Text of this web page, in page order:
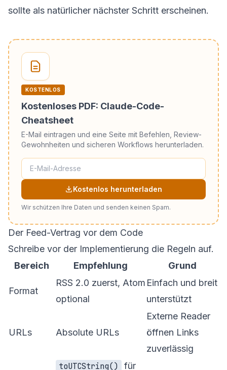
sollte als natürlicher nächster Schritt erscheinen.
KOSTENLOS
Kostenloses PDF: Claude-Code-
Cheatsheet
E-Mail eintragen und eine Seite mit Befehlen, Review-
Gewohnheiten und sicheren Workflows herunterladen.
Kostenlos herunterladen
Wir schützen Ihre Daten und senden keinen Spam.
Der Feed-Vertrag vor dem Code
Schreibe vor der Implementierung die Regeln auf.
Bereich
Empfehlung Grund
Format
RSS 2.0 zuerst, Atom
optional
Einfach und breit
unterstützt
URLs Absolute URLs
Externe Reader
öffnen Links
zuverlässig
toUTCString()
für